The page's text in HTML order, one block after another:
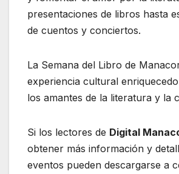
presentaciones de libros hasta
de cuentos y conciertos.
La Semana del Libro de
experiencia cultural
los amantes de la literatura y la
Si los lectores de Digital
obtener más información y
eventos pueden descargarse a